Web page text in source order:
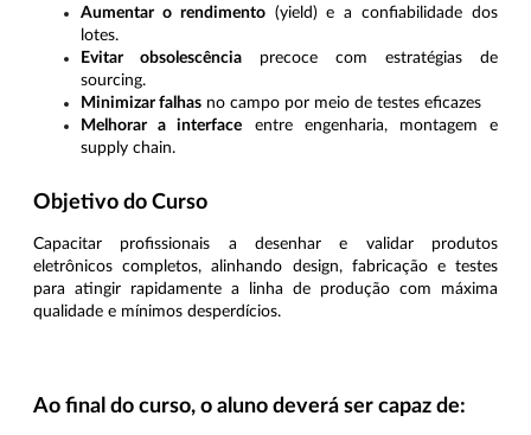
Aumentar o rendimento(yield) e a confiabilidade dos
lotes.
Evitar obsolescência precoce com estratégias de
sourcing.
Minimizar falhas no campo por meio de testes eficazes
Melhorar a interface entre engenharia, montagem e
supply chain.
Objetivo do Curso
Capacitar profissionais a desenhar e validar produtos
eletrônicos completos, alinhando design, fabricação e testes
para atingir rapidamente a linha de produção com máxima
qualidade e mínimos desperdícios.
Ao final do curso, o aluno deverá ser capaz de: